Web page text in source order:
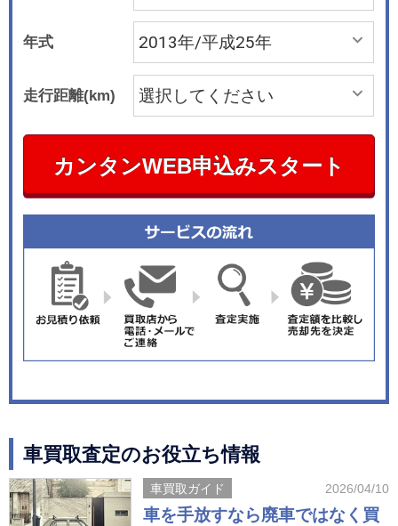
年式
走行距離(km)
カンタンWEB申込みスタート
車買取査定のお役立ち情報
車買取ガイド 2026/04/10
車を手放すなら廃車ではなく買